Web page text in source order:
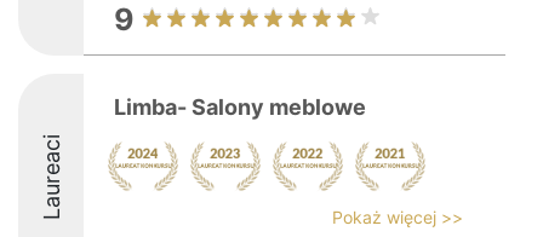
9
Laureaci
Limba- Salony meblowe
Pokaż więcej >>